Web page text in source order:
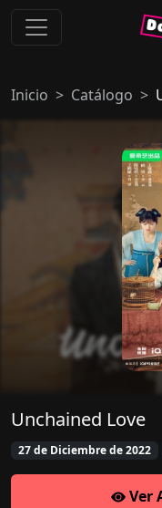
Inicio Catálogo
Unchained Love
27 de Diciembre de 2022
Ver